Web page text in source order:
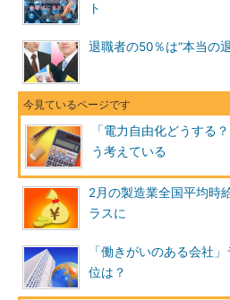
ト
退職者の50％は“本当の
「電力自由化どうする
う考えている
2月の製造業全国平均時
ラスに
「働きがいのある会社
位は？